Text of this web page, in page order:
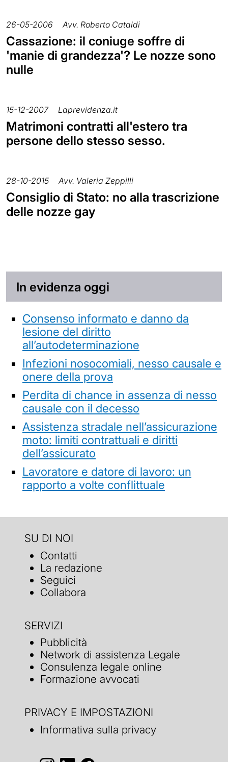
26-05-2006 Avv. Roberto Cataldi
Cassazione: il coniuge soffre di
'manie di grandezza'? Le nozze sono
nulle
15-12-2007 Laprevidenza.it
Matrimoni contratti all'estero tra
persone dello stesso sesso.
28-10-2015 Avv. Valeria Zeppilli
Consiglio di Stato: no alla trascrizione
delle nozze gay
In evidenza oggi
Consenso informato e danno da
lesione del diritto
all’autodeterminazione
Infezioni nosocomiali, nesso causale e
onere della prova
Perdita di chance in assenza di nesso
causale con il decesso
Assistenza stradale nell’assicurazione
moto: limiti contrattuali e diritti
dell’assicurato
Lavoratore e datore di lavoro: un
rapporto a volte conflittuale
SU DI NOI
Contatti
La redazione
Seguici
Collabora
SERVIZI
Pubblicità
Network di assistenza Legale
Consulenza legale online
Formazione avvocati
PRIVACY E IMPOSTAZIONI
Informativa sulla privacy